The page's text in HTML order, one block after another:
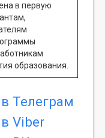
в первую
образования.